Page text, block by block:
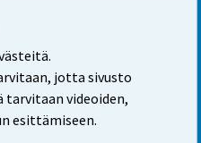
jotta sivusto
videoiden,
esittämiseen.